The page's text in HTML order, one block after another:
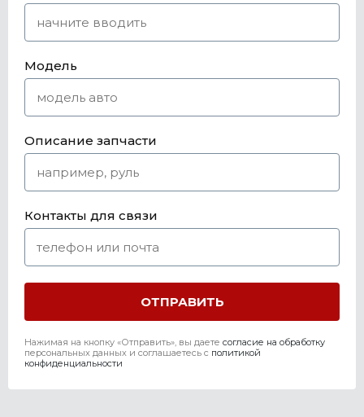
Модель
Описание запчасти
Контакты для связи
Нажимая на кнопку «Отправить», вы даете согласие на обработку
персональных данных и соглашаетесь c политикой
конфиденциальности